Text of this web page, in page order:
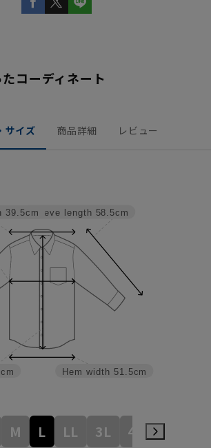
コーディネート
サイズ 商品詳細 レビュー
Hem width 51.5cm
Sleeve length 58.5cm
39.5cm
M L LL 3L 4L